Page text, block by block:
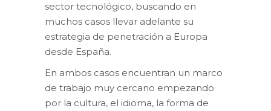
sector tecnológico, buscando en
muchos casos llevar adelante su
estrategia de penetración a Europa
desde España.
En ambos casos encuentran un marco
de trabajo muy cercano empezando
por la cultura, el idioma, la forma de